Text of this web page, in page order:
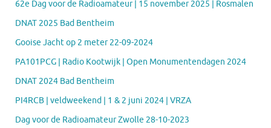
62e Dag voor de Radioamateur | 15 november 2025 | Rosmalen
DNAT 2025 Bad Bentheim
Gooise Jacht op 2 meter 22-09-2024
PA101PCG | Radio Kootwijk | Open Monumentendagen 2024
DNAT 2024 Bad Bentheim
PI4RCB | veldweekend | 1 & 2 juni 2024 | VRZA
Dag voor de Radioamateur Zwolle 28-10-2023